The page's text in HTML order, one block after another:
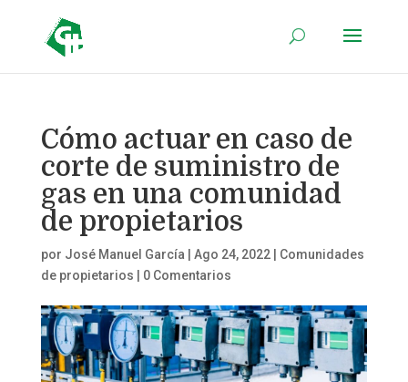
Cómo actuar en caso de
corte de suministro de
gas en una comunidad
de propietarios
por José Manuel García Ago 24, 2022| Comunidades
de propietarios
0 Comentarios